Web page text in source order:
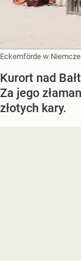
Eckernförde w
Kurort nad
Za jego
złotych kary.